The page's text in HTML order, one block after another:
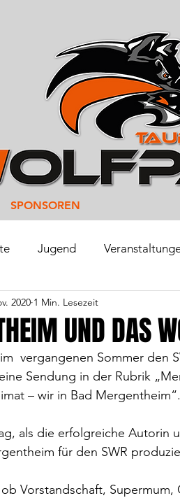
SPONSOREN
Jugend
UND DAS
2020 1 Min. Lesezeit
vergangenen Sommer den
Sendung in der Rubrik
– wir in Bad Mergentheim“.
als die erfolgreiche Autorin
für den SWR
Vorstandschaft,